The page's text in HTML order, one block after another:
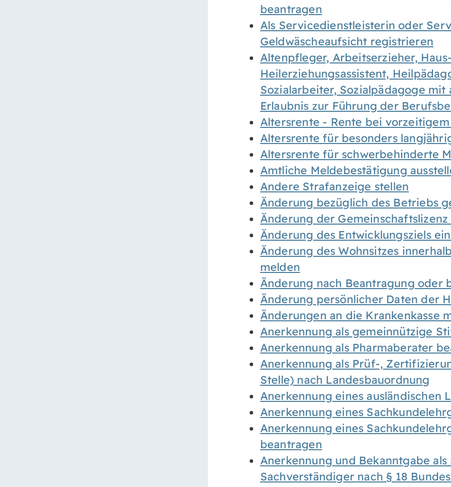
beantragen
Als Servicedienstleisterin oder
Geldwäscheaufsicht registrieren
Altenpfleger, Arbeitserzieher,
Heilerziehungsassistent,
Sozialarbeiter, Sozialpädagoge
Erlaubnis zur Führung der
Altersrente - Rente bei
Altersrente für besonders
Altersrente für schwerbehinderte
Amtliche Meldebestätigung
Andere Strafanzeige stellen
Änderung bezüglich des Betriebs
Änderung der
Änderung des Entwicklungsziels
Änderung des Wohnsitzes
melden
Änderung nach Beantragung oder
Änderung persönlicher Daten der
Änderungen an die Krankenkasse
Anerkennung als gemeinnützige
Anerkennung als Pharmaberater
Anerkennung als Prüf-,
Stelle) nach Landesbauordnung
Anerkennung eines ausländischen
Anerkennung eines
Anerkennung eines
beantragen
Anerkennung und Bekanntgabe
Sachverständiger nach § 18